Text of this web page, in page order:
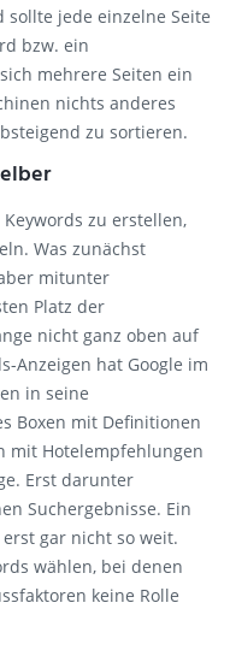
sollte jede einzelne Seite
bzw. ein
mehrere Seiten ein
nichts anderes
zu sortieren.
zu erstellen,
Was zunächst
mitunter
Platz der
nicht ganz oben auf
Anzeigen hat Google im
in seine
Boxen mit Definitionen
mit Hotelempfehlungen
Erst darunter
Suchergebnisse. Ein
gar nicht so weit.
wählen, bei denen
keine Rolle